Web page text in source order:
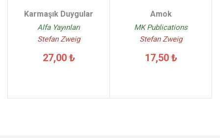
Karmaşık Duygular
Alfa Yayınları
Stefan Zweig
27,00 ₺
Amok
MK Publications
Stefan Zweig
17,50 ₺